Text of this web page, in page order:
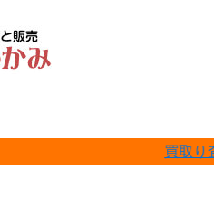
買取り査定申し込